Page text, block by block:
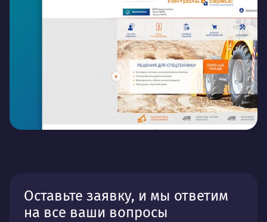
Мы разрабатываем сайты, которые позволяют
предприятиям спецтехники и запчастей более
эффективно взаимодействовать с клиентами.
Информативные каталоги, удобная сортировка и
онлайн заказ обеспечивают высокий уровень
обслуживания и повышение продаж.
Оставьте заявку, и мы ответим
на все ваши вопросы